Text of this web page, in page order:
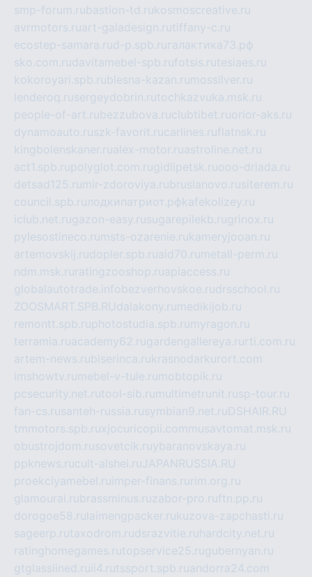
smp-forum.rubastion-td.rukosmoscreative.ru
avrmotors.ruart-galadesign.rutiffany-c.ru
ecostep-samara.rud-p.spb.ru галактика73.рф
sko.com.rudavitamebel-spb.rufotsis.rutesiaes.ru
kokoroyari.spb.rublesna-kazan.ru mossilver.ru
lenderoq.rusergeydobrin.rutochkazvuka.msk.ru
people-of-art.rubezzubova.ruclubtibet.ruorior-aks.ru
dynamoauto.ruszk-favorit.rucarlines.ruflatnsk.ru
kingbolenskaner.rualex-motor.ruastroline.net.ru
act1.spb.rupolyglot.com.rugidlipetsk.ruooo-driada.ru
detsad125.ru mir-zdoroviya.rubruslanovo.rusiterem.ru
council.spb.ruлодкипатриот.рфkafekolizey.ru
iclub.net.rugazon-easy.rusugarepilekb.rugrinox.ru
pylesostineco.ru msts-ozarenie.rukameryjooan.ru
artemovskij.rudopler.spb.ruaid70.ru metall-perm.ru
ndm.msk.ru ratingzooshop.ruapiaccess.ru
globalautotrade.info bezverhovskoe.rudrsschool.ru
ZOOSMART.SPB.RUdalakony.ru medikijob.ru
remontt.spb.ruphotostudia.spb.ru myragon.ru
terramia.ruacademy62.rugardengallereya.ru rti.com.ru
artem-news.rubiserinca.rukrasnodarkurort.com
imshowtv.ru mebel-v-tule.ru mobtopik.ru
pcsecurity.net.rutool-sib.ru multimetrunit.rusp-tour.ru
fan-cs.rusanteh-russia.rusymbian9.net.ruDSHAIR.RU
tmmotors.spb.ruxjocuricopii.com musavtomat.msk.ru
obustrojdom.rusovetcik.ruybaranovskaya.ru
ppknews.rucult-alshei.ruJAPANRUSSIA.RU
proekciyamebel.ru imper-finans.ru rim.org.ru
glamourai.rubrassminus.ruzabor-pro.ruftn.pp.ru
dorogoe58.ru laimengpacker.rukuzova-zapchasti.ru
sageerp.rutaxodrom.rudsrazvitie.ru hardcity.net.ru
ratinghomegames.rutopservice25.rugubernyan.ru
gtglasslined.ru ii4.rutssport.spb.ruandorra24.com